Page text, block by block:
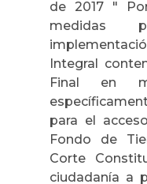
de 2017 "
medidas
Integral
Final en
para el
Fondo de
Corte
ciudadanía a